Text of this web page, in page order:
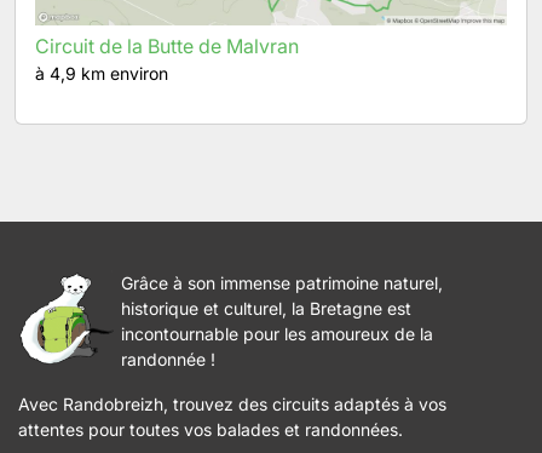
Circuit de la Butte de Malvran
à 4,9 km environ
Grâce à son immense patrimoine naturel,
historique et culturel, la Bretagne est
incontournable pour les amoureux de la
randonnée !
Avec Randobreizh, trouvez des circuits adaptés à vos
attentes pour toutes vos balades et randonnées.